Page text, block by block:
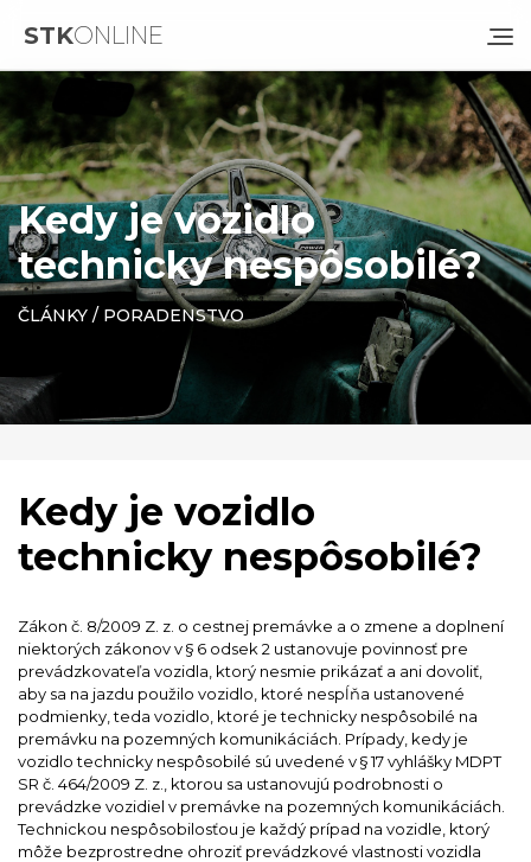
STKONLINE
Kedy je vozidlo
technicky nespôsobilé?
ČLÁNKY / PORADENSTVO
Kedy je vozidlo
technicky nespôsobilé?
Zákon č. 8/2009 Z. z. o cestnej premávke a o zmene a doplnení
niektorých zákonov v § 6 odsek 2 ustanovuje povinnosť pre
prevádzkovateľa vozidla, ktorý nesmie prikázať a ani dovoliť,
aby sa na jazdu použilo vozidlo, ktoré nespĺňa ustanovené
podmienky, teda vozidlo, ktoré je technicky nespôsobilé na
premávku na pozemných komunikáciách. Prípady, kedy je
vozidlo technicky nespôsobilé sú uvedené v § 17 vyhlášky MDPT
SR č. 464/2009 Z. z., ktorou sa ustanovujú podrobnosti o
prevádzke vozidiel v premávke na pozemných komunikáciách.
Technickou nespôsobilosťou je každý prípad na vozidle, ktorý
môže bezprostredne ohroziť prevádzkové vlastnosti vozidla